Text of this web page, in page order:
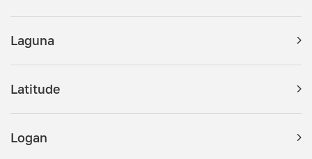
Laguna
Latitude
Logan